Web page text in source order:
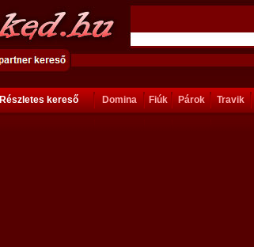
Részletes kereső Domina Fiúk Párok Travik